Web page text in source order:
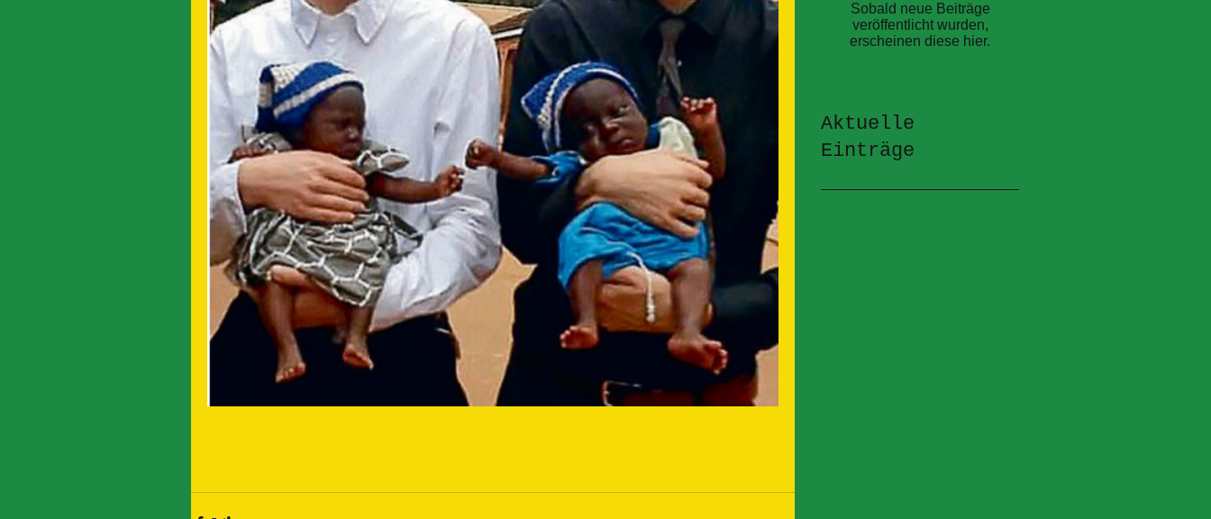
Sobald neue Beiträge
veröffentlicht wurden,
erscheinen diese hier.
Aktuelle
Einträge